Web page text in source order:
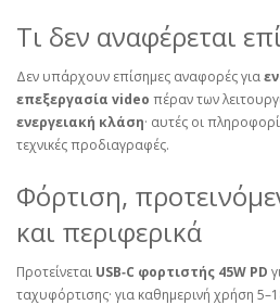
Τι δεν αναφέρεται
Δεν υπάρχουν επίσημες αναφορές για
επεξεργασία video πέραν των
ενεργειακή κλάση· αυτές οι
τεχνικές προδιαγραφές.
Φόρτιση,
και περιφερικά
Προτείνεται USB‑C φορτιστής 45W PD
ταχυφόρτισης· για καθημερινή χρήση